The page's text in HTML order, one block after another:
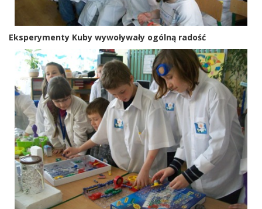
Eksperymenty Kuby wywoływały ogólną radość